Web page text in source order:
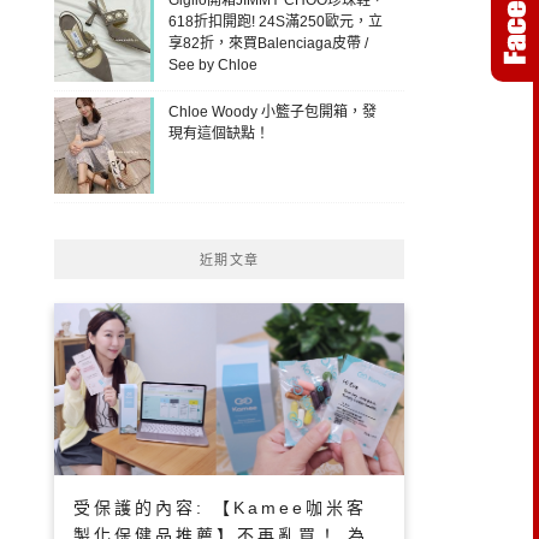
618折扣開跑! 24S滿250歐元，立
享82折，來買Balenciaga皮帶 /
See by Chloe
Chloe Woody 小籃子包開箱，發
現有這個缺點！
近期文章
受保護的內容: 【Kamee咖米客
製化保健品推薦】不再亂買！ 為